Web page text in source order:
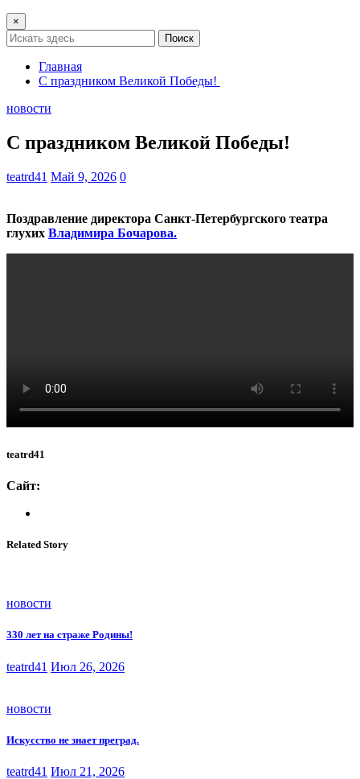
×
Поиск
Главная
С праздником Великой Победы!
новости
С праздником Великой Победы!
teatrd41 Май 9, 2026 0
Поздравление директора Санкт-Петербургского театра
глухих Владимира Бочарова.
teatrd41
Сайт:
Related Story
новости
330 лет на страже Родины!
teatrd41 Июл 26, 2026
новости
Искусство не знает преград.
teatrd41 Июл 21, 2026